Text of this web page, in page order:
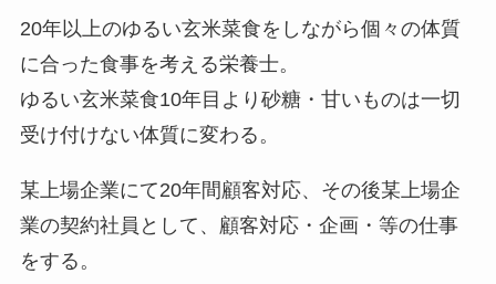
20年以上のゆるい玄米菜食をしながら個々の体質
に合った食事を考える栄養士。
ゆるい玄米菜食10年目より砂糖・甘いものは一切
受け付けない体質に変わる。
某上場企業にて20年間顧客対応、その後某上場企
業の契約社員として、顧客対応・企画・等の仕事
をする。